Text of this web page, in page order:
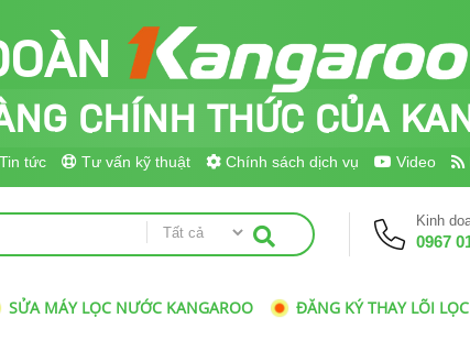
CHÍNH THỨCCỦA
Tin tức Tư vấn kỹ thuật Chính sách dịch vụ Video
Kinh
0967
SỬA MÁY LỌC NƯỚC KANGAROO ĐĂNG KÝ THAY LÕI